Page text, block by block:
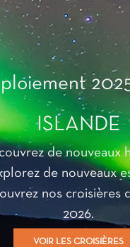
ISLANDE
de nouveaux
de nouveaux
nos croisières
2026.
VOIR LES CROISIÈRES